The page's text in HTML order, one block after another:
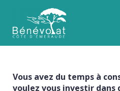
Vous avez du temps à
voulez vous investir dans